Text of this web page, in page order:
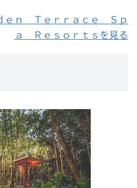
ｎ Ｔｅｒｒａｃｅ Ｓｐ
ａ Ｒｅｓｏｒｔｓを見る